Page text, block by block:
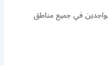
في جميع مناطق